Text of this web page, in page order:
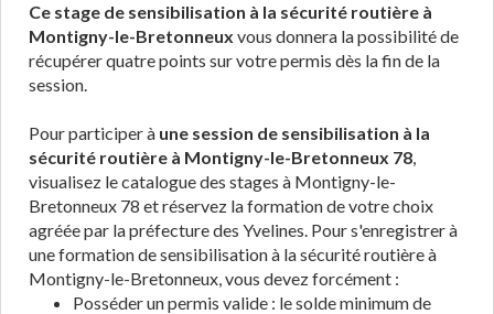
Ce stage de sensibilisation à la sécurité routière à
Montigny-le-Bretonneux vous donnera la possibilité de
récupérer quatre points sur votre permis dès la fin de la
session.
Pour participer à une session de sensibilisation à la
sécurité routière à Montigny-le-Bretonneux 78,
visualisez le catalogue des stages à Montigny-le-
Bretonneux 78 et réservez la formation de votre choix
agréée par la préfecture des Yvelines. Pour s'enregistrer à
une formation de sensibilisation à la sécurité routière à
Montigny-le-Bretonneux, vous devez forcément :
Posséder un permis valide : le solde minimum de